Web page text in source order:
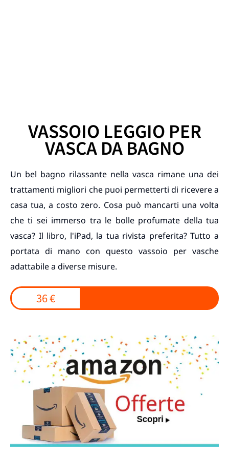
VASSOIO LEGGIO PER
VASCA DA BAGNO
Un bel bagno rilassante nella vasca rimane una dei
trattamenti migliori che puoi permetterti di ricevere a
casa tua, a costo zero. Cosa può mancarti una volta
che ti sei immerso tra le bolle profumate della tua
vasca? Il libro, l'iPad, la tua rivista preferita? Tutto a
portata di mano con questo vassoio per vasche
adattabile a diverse misure.
36 €